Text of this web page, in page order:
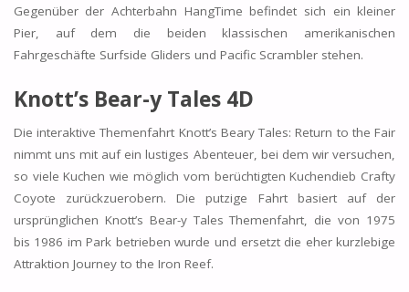
Gegenüber der Achterbahn HangTime befindet sich ein kleiner
Pier, auf dem die beiden klassischen amerikanischen
Fahrgeschäfte Surfside Gliders und Pacific Scrambler stehen.
Knott’s Bear-y Tales 4D
Die interaktive Themenfahrt Knott’s Beary Tales: Return to the Fair
nimmt uns mit auf ein lustiges Abenteuer, bei dem wir versuchen,
so viele Kuchen wie möglich vom berüchtigten Kuchendieb Crafty
Coyote zurückzuerobern. Die putzige Fahrt basiert auf der
ursprünglichen Knott’s Bear-y Tales Themenfahrt, die von 1975
bis 1986 im Park betrieben wurde und ersetzt die eher kurzlebige
Attraktion Journey to the Iron Reef.